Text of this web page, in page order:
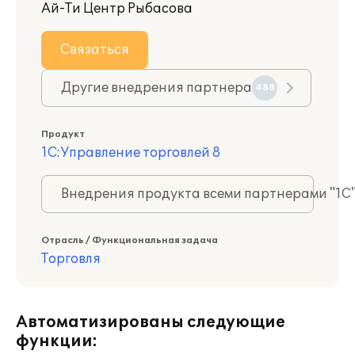
Ай-Ти Центр Рыбасова
Связаться
Другие внедрения партнера 488
Продукт
1С:Управление торговлей 8
Внедрения продукта всеми партнерами
Отрасль / Функциональная задача
Торговля
Автоматизированы следующие
функции: